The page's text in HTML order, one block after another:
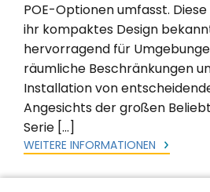
POE-Optionen umfasst.
ihr kompaktes Design
hervorragend für
räumliche Beschränkungen
Installation von
Angesichts der großen
Serie […]
WEITERE INFORMATIONEN